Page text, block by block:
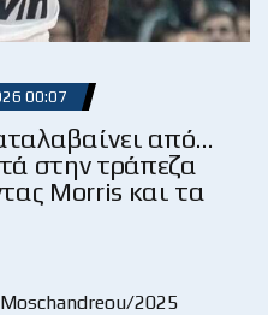
00:07
από…
στην τράπεζα
Morris και τα
2025